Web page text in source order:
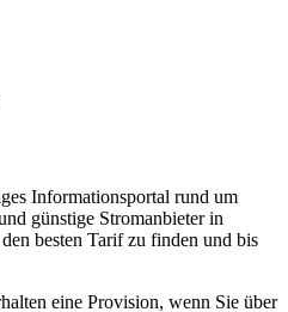
Informationsportal rund um
günstige Stromanbieter in
besten Tarif zu finden und bis
eine Provision, wenn Sie über